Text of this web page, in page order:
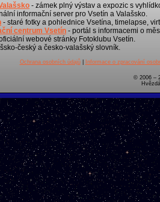
- zámek plný výstav a expozic s
informační server pro Vsetín a Valašsko.
- staré fotky a pohlednice Vsetína, timelapse,
centrum Vsetín - portál s informacemi o
webové stránky Fotoklubu Vsetín.
český a česko-valašský slovník.
Ochrana osobních údajů| Informace o zpracování
© 2006 –